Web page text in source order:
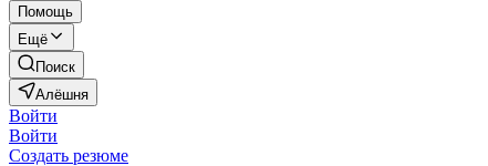
Помощь
Ещё
Поиск
Алёшня
Войти
Войти
Создать резюме